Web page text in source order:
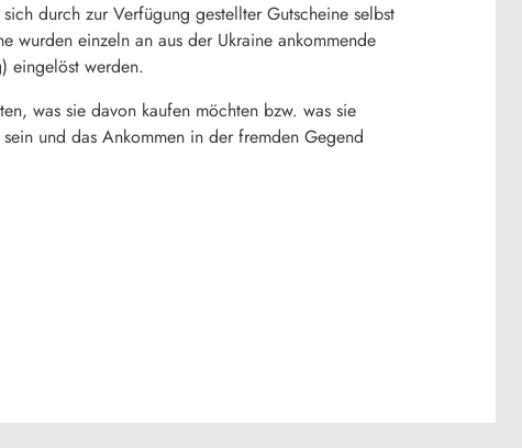
durch zur Verfügung gestellter Gutscheine selbst
wurden einzeln an aus der Ukraine ankommende
eingelöst werden.
was sie davon kaufen möchten bzw. was sie
und das Ankommen in der fremden Gegend